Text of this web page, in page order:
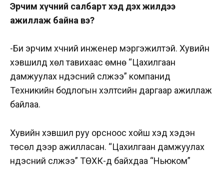
Эрчим хүчний салбарт хэд дэх жилдээ
ажиллаж байна вэ?
-Би эрчим хүчний инженер мэргэжилтэй. Хувийн
хэвшилд хөл тавихаас өмнө “Цахилгаан
дамжуулах үндэсний сүлжээ” компанид
Техникийн бодлогын хэлтсийн даргаар ажиллаж
байлаа.
Хувийн хэвшил руу орсноос хойш хэд хэдэн
төсөл дээр ажилласан. “Цахилгаан дамжуулах
үндэсний сүлжээ” ТӨХК-д байхдаа “Ньюком”